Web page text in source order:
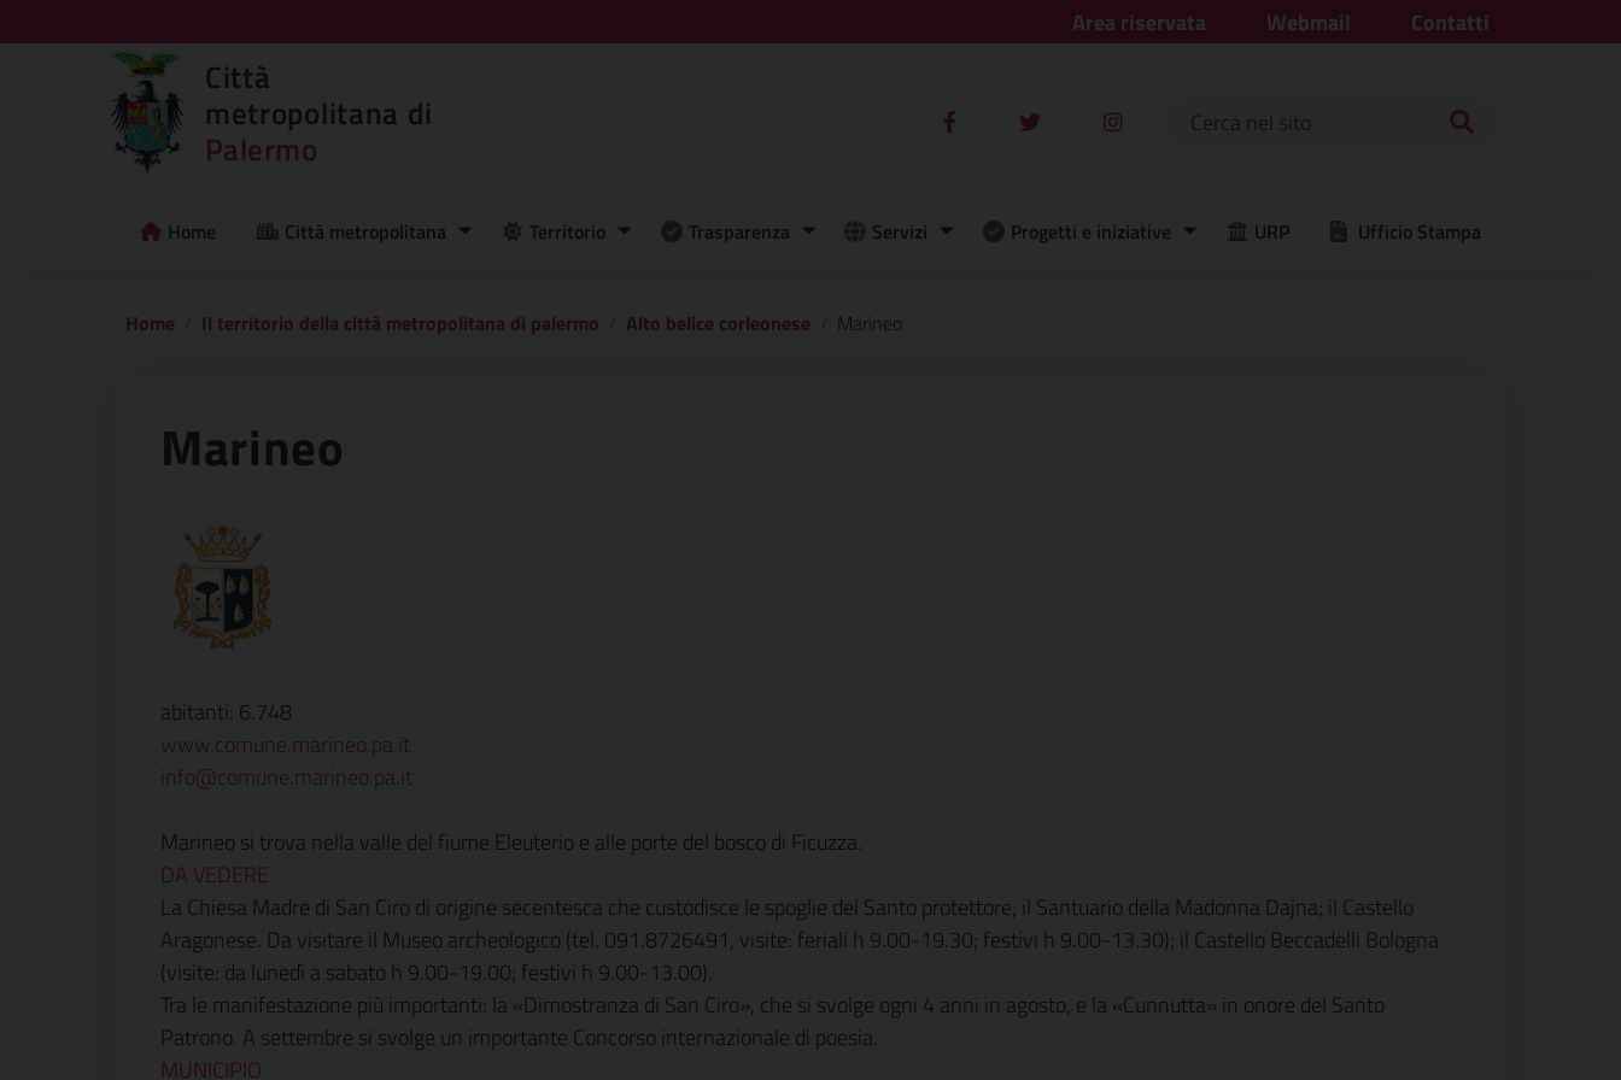
Area riservata Webmail Contatti
Città
metropolitana di
Palermo Ricerca per:
Home Città metropolitana Territorio Trasparenza Servizi Progetti e iniziative URP Ufficio Stampa
Home Il territorio della città metropolitana di palermo Alto belice corleonese Marineo
Marineo
abitanti: 6.748
www.comune.marineo.pa.it
info@comune.marineo.pa.it
Marineo si trova nella valle del fiume Eleuterio e alle porte del bosco di Ficuzza.
DA VEDERE
La Chiesa Madre di San Ciro di origine secentesca che custodisce le spoglie del Santo protettore; il Santuario della Madonna Dajna; il Castello
Aragonese. Da visitare il Museo archeologico (tel. 091.8726491, visite: feriali h 9.00-19.30; festivi h 9.00-13.30); il Castello Beccadelli Bologna
(visite: da lunedì a sabato h 9.00-19.00; festivi h 9.00-13.00).
Tra le manifestazione più importanti: la «Dimostranza di San Ciro», che si svolge ogni 4 anni in agosto, e la «Cunnutta» in onore del Santo
Patrono. A settembre si svolge un importante Concorso internazionale di poesia.
MUNICIPIO